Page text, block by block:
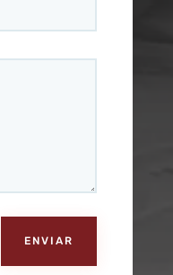
ENVIAR